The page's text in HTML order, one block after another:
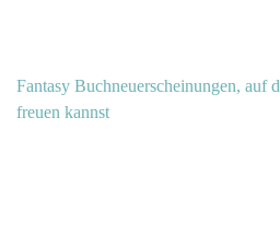
Fantasy Buchneuerscheinungen, auf
freuen kannst